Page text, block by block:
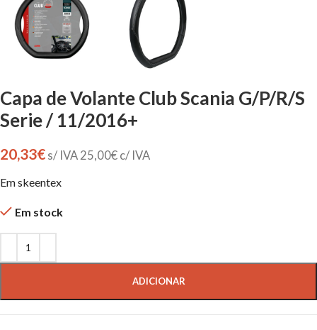
Capa de Volante Club Scania G/P/R/S
Serie / 11/2016+
20,33€ s/ IVA 25,00€ c/ IVA
Em skeentex
Em stock
ADICIONAR